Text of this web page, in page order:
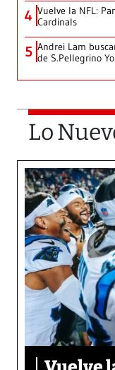
4 Vuelve la NFL:
Cardinals
5 Andrei Lam
de S.Pellegrino
Lo